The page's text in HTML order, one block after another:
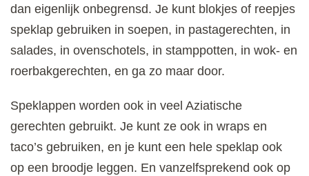
dan eigenlijk onbegrensd. Je kunt blokjes of reepjes
speklap gebruiken in soepen, in pastagerechten, in
salades, in ovenschotels, in stamppotten, in wok- en
roerbakgerechten, en ga zo maar door.
Speklappen worden ook in veel Aziatische
gerechten gebruikt. Je kunt ze ook in wraps en
taco’s gebruiken, en je kunt een hele speklap ook
op een broodje leggen. En vanzelfsprekend ook op